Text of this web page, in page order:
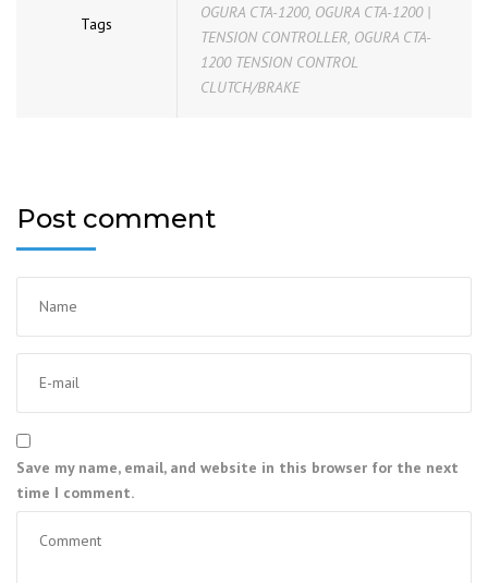
Tags
OGURA CTA-1200, OGURA CTA-1200 |
TENSION CONTROLLER, OGURA CTA-
1200 TENSION CONTROL
CLUTCH/BRAKE
Post comment
Save my name, email, and website in this browser for the next
time I comment.